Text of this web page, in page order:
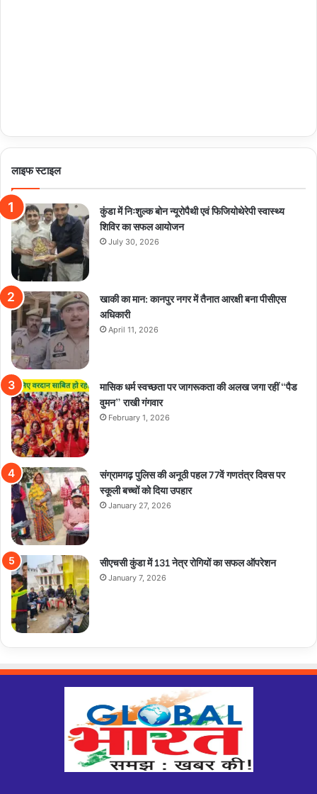
लाइफ स्टाइल
कुंडा में निःशुल्क बोन न्यूरोपैथी एवं फिजियोथेरेपी स्वास्थ्य
शिविर का सफल आयोजन
July 30, 2026
खाकी का मान: कानपुर नगर में तैनात आरक्षी बना पीसीएस
अधिकारी
April 11, 2026
मासिक धर्म स्वच्छता पर जागरूकता की अलख जगा रहीं “पैड
वुमन” राखी गंगवार
February 1, 2026
संग्रामगढ़ पुलिस की अनूठी पहल 77वें गणतंत्र दिवस पर
स्कूली बच्चों को दिया उपहार
January 27, 2026
सीएचसी कुंडा में 131 नेत्र रोगियों का सफल ऑपरेशन
January 7, 2026